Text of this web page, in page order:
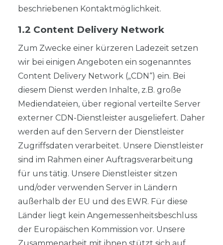
beschriebenen Kontaktmöglichkeit.
1.2 Content Delivery Network
Zum Zwecke einer kürzeren Ladezeit setzen
wir bei einigen Angeboten ein sogenanntes
Content Delivery Network („CDN“) ein. Bei
diesem Dienst werden Inhalte, z.B. große
Mediendateien, über regional verteilte Server
externer CDN-Dienstleister ausgeliefert. Daher
werden auf den Servern der Dienstleister
Zugriffsdaten verarbeitet. Unsere Dienstleister
sind im Rahmen einer Auftragsverarbeitung
für uns tätig. Unsere Dienstleister sitzen
und/oder verwenden Server in Ländern
außerhalb der EU und des EWR. Für diese
Länder liegt kein Angemessenheitsbeschluss
der Europäischen Kommission vor. Unsere